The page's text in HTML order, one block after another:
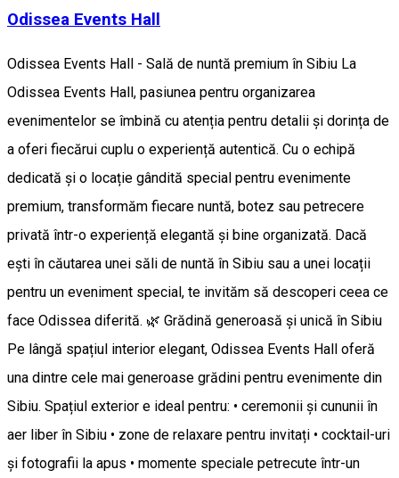
Odissea Events Hall
Odissea Events Hall - Sală de nuntă premium în Sibiu La
Odissea Events Hall, pasiunea pentru organizarea
evenimentelor se îmbină cu atenția pentru detalii și dorința de
a oferi fiecărui cuplu o experiență autentică. Cu o echipă
dedicată și o locație gândită special pentru evenimente
premium, transformăm fiecare nuntă, botez sau petrecere
privată într-o experiență elegantă și bine organizată. Dacă
ești în căutarea unei săli de nuntă în Sibiu sau a unei locații
pentru un eveniment special, te invităm să descoperi ceea ce
face Odissea diferită. 🌿 Grădină generoasă și unică în Sibiu
Pe lângă spațiul interior elegant, Odissea Events Hall oferă
una dintre cele mai generoase grădini pentru evenimente din
Sibiu. Spațiul exterior e ideal pentru: • ceremonii și cununii în
aer liber în Sibiu • zone de relaxare pentru invitați • cocktail-uri
și fotografii la apus • momente speciale petrecute într-un